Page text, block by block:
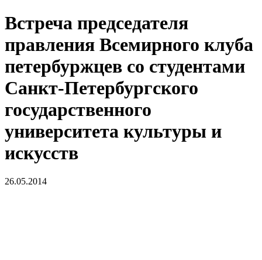
Встреча председателя
правления Всемирного клуба
петербуржцев со студентами
Санкт-Петербургского
государственного
университета культуры и
искусств
26.05.2014